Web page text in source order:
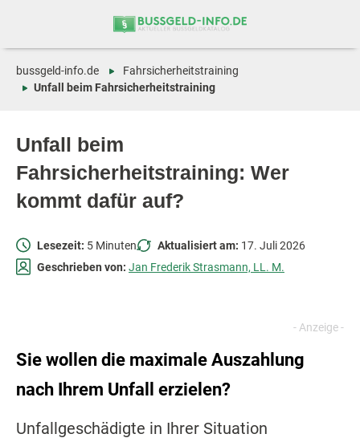
Unfall beim
Fahrsicherheitstraining: Wer
kommt dafür auf?
bussgeld-info.de
Fahrsicherheitstraining
Unfall beim Fahrsicherheitstraining
Lesezeit: 5 Minuten Aktualisiert am: 17. Juli 2026
Geschrieben von: Jan Frederik Strasmann, LL. M.
Sie wollen die maximale Auszahlung
nach Ihrem Unfall erzielen?
Unfallgeschädigte in Ihrer Situation